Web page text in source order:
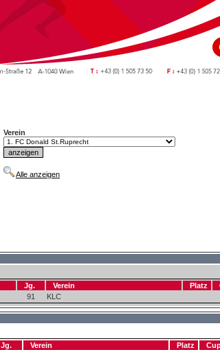
Verein
Alle anzeigen
Jg. Verein Platz
91 KLC
Jg. Verein Platz